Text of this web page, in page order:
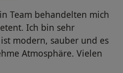
Team behandelten mich
Ich bin sehr
modern, sauber und es
Atmosphäre. Vielen